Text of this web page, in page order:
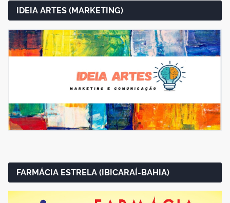
IDEIA ARTES (MARKETING)
FARMÁCIA ESTRELA (IBICARAÍ-BAHIA)